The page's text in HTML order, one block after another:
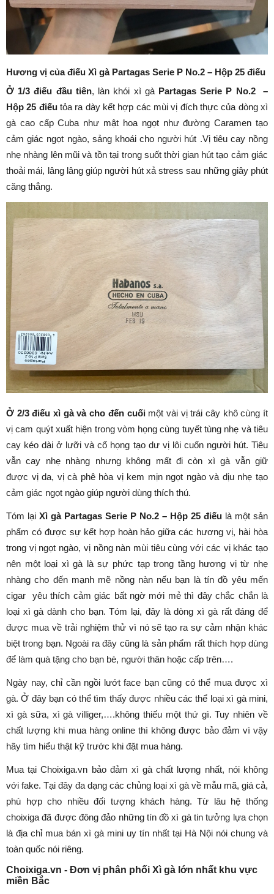
Hương vị của điếu Xì gà Partagas Serie P No.2 – Hộp 25 điếu
Ở 1/3 điếu đầu tiên, làn khói xì gà Partagas Serie P No.2 –
Hộp 25 điếutỏa ra dày kết hợp các mùi vị đích thực của dòng xì
gà cao cấp Cuba như mật hoa ngọt như đường Caramen tạo
cảm giác ngọt ngào, sảng khoái cho người hút .Vị tiêu cay nồng
nhẹ nhàng lên mũi và tồn tại trong suốt thời gian hút tạo cảm giác
thoải mái, lâng lâng giúp người hút xả stress sau những giây phút
căng thẳng.
Ở 2/3 điếu xì gà và cho đến cuối một vài vị trái cây khô cùng ít
vị cam quýt xuất hiện trong vòm họng cùng tuyết tùng nhẹ và tiêu
cay kéo dài ở lưỡi và cổ họng tạo dư vị lôi cuốn người hút. Tiêu
vẫn cay nhẹ nhàng nhưng không mất đi còn xì gà vẫn giữ
được vị da, vị cà phê hòa vị kem mịn ngọt ngào và dịu nhẹ tạo
cảm giác ngọt ngào giúp người dùng thích thú.
Tóm lại Xì gà Partagas Serie P No.2 – Hộp 25 điếu là một sản
phẩm có được sự kết hợp hoàn hảo giữa các hương vị, hài hòa
trong vị ngọt ngào, vị nồng nàn mùi tiêu cùng với các vị khác tạo
nên một loại xì gà là sự phức tạp trong tầng hương vị từ nhẹ
nhàng cho đến mạnh mẽ nồng nàn nếu bạn là tín đồ yêu mến
cigar yêu thích cảm giác bất ngờ mới mẻ thì đây chắc chắn là
loại xì gà dành cho bạn. Tóm lại, đây là dòng xì gà rất đáng để
được mua về trải nghiệm thử vì nó sẽ tạo ra sự cảm nhận khác
biệt trong bạn. Ngoài ra đây cũng là sản phẩm rất thích hợp dùng
để làm quà tặng cho bạn bè, người thân hoặc cấp trên….
Ngày nay, chỉ cần ngồi lướt face bạn cũng có thể mua được xì
gà. Ở đây bạn có thể tìm thấy được nhiều các thể loại xì gà mini,
xì gà sữa, xì gà villiger,….không thiếu một thứ gì. Tuy nhiên về
chất lượng khi mua hàng online thì không được bảo đảm vì vậy
hãy tìm hiểu thật kỹ trước khi đặt mua hàng.
Mua tại Choixiga.vn bảo đảm xì gà chất lượng nhất, nói không
với fake. Tại đây đa dạng các chủng loại xì gà về mẫu mã, giá cả,
phù hợp cho nhiều đối tượng khách hàng. Từ lâu hệ thống
choixiga đã được đông đảo những tín đồ xì gà tin tưởng lựa chọn
là địa chỉ mua bán xì gà mini uy tín nhất tại Hà Nội nói chung và
toàn quốc nói riêng.
Choixiga.vn - Đơn vị phân phối Xì gà lớn nhất khu vực
miền Bắc